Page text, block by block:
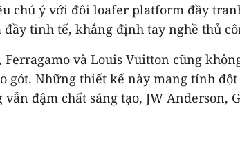
chú ý với đôi loafer platform đầy
tinh tế, khẳng định tay nghề thủ
và Louis Vuitton cũng
gót. Những thiết kế này mang tính
đậm chất sáng tạo, JW Anderson,